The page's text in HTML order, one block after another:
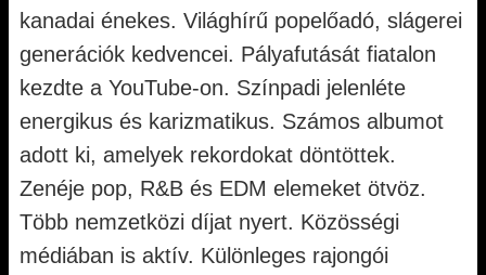
kanadai énekes. Világhírű popelőadó, slágerei
generációk kedvencei. Pályafutását fiatalon
kezdte a YouTube-on. Színpadi jelenléte
energikus és karizmatikus. Számos albumot
adott ki, amelyek rekordokat döntöttek.
Zenéje pop, R&B és EDM elemeket ötvöz.
Több nemzetközi díjat nyert. Közösségi
médiában is aktív. Különleges rajongói